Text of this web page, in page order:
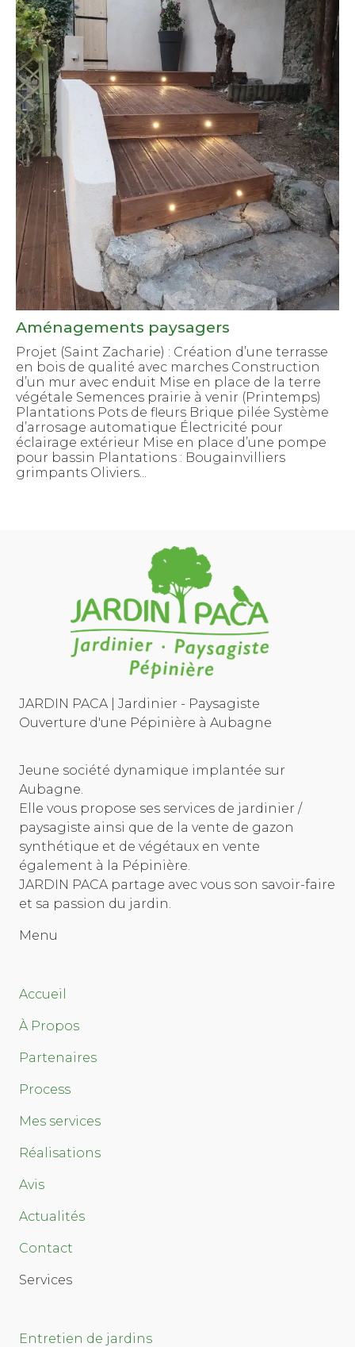
Aménagements paysagers
Projet (Saint Zacharie) : Création d’une terrasse
en bois de qualité avec marches Construction
d’un mur avec enduit Mise en place de la terre
végétale Semences prairie à venir (Printemps)
Plantations Pots de fleurs Brique pilée Système
d’arrosage automatique Électricité pour
éclairage extérieur Mise en place d’une pompe
pour bassin Plantations : Bougainvilliers
grimpants Oliviers...
JARDIN PACA | Jardinier - Paysagiste
Ouverture d'une Pépinière à Aubagne
Jeune société dynamique implantée sur
Aubagne.
Elle vous propose ses services de jardinier /
paysagiste ainsi que de la vente de gazon
synthétique et de végétaux en vente
également à la Pépinière.
JARDIN PACA partage avec vous son savoir-faire
et sa passion du jardin.
Menu
Accueil
À Propos
Partenaires
Process
Mes services
Réalisations
Avis
Actualités
Contact
Services
Entretien de jardins